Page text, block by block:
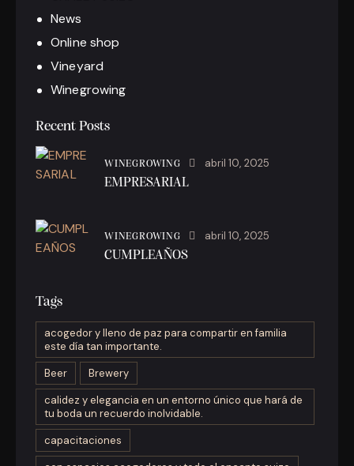
News
Online shop
Vineyard
Winegrowing
Recent Posts
WINEGROWING
abril 10, 2025
EMPRESARIAL
WINEGROWING
abril 10, 2025
CUMPLEAÑOS
Tags
acogedor y lleno de paz para compartir en familia
este día tan importante.
Beer
Brewery
calidez y elegancia en un entorno único que hará de
tu boda un recuerdo inolvidable.
capacitaciones